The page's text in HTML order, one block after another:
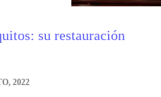
su restauración
2022